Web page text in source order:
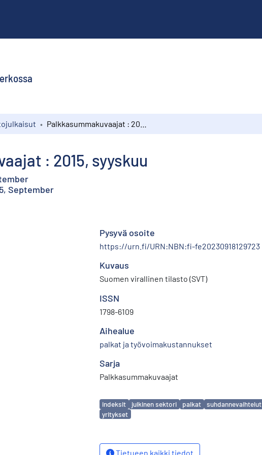
: 2015, syyskuu
September
Pysyvä osoite
https://urn.fi/URN:NBN:fi-fe20230918129723
Kuvaus
Suomen virallinen tilasto (SVT)
ISSN
1798-6109
Aihealue
palkat ja työvoimakustannukset
Sarja
Palkkasummakuvaajat
Avainsanat
indeksit julkinen sektori palkat suhdannevaihtelut
yritykset
Tietueen kaikki tiedot